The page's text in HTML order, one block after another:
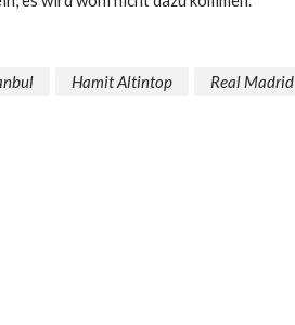
Hamit Altintop Real Madrid